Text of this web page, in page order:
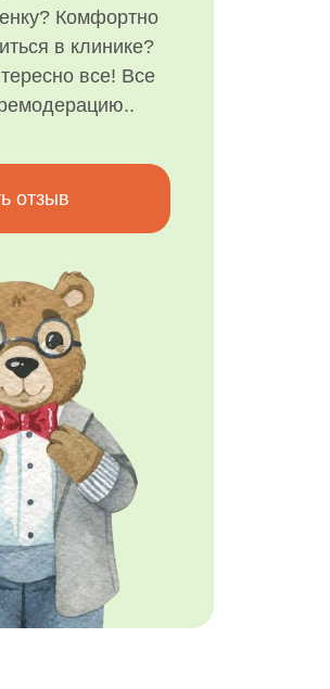
Комфортно
в клинике?
все! Все
отзыв